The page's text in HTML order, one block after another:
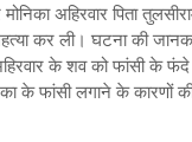
अहिरवार पिता
कर ली। घटना की
के शव को फांसी के
के फांसी लगाने के कारणों